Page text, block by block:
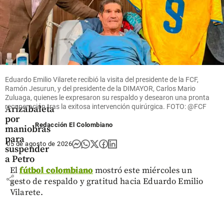
Colombia
Para el 2 de
quedó
indagatoria
a Gloria
Arizabaleta
por
maniobras
para
suspender
a Petro
share
Eduardo Emilio Vilarete recibió la visita del presidente de la FCF,
Ramón Jesurun, y del presidente de la DIMAYOR, Carlos Mario
Zuluaga, quienes le expresaron su respaldo y desearon una pronta
recuperación tras la exitosa intervención quirúrgica. FOTO: @FCF
Redacción El Colombiano
05 de agosto de 2026
Elfútbol colombianomostró este miércoles un
gesto de respaldo y gratitud hacia Eduardo Emilio
Vilarete.